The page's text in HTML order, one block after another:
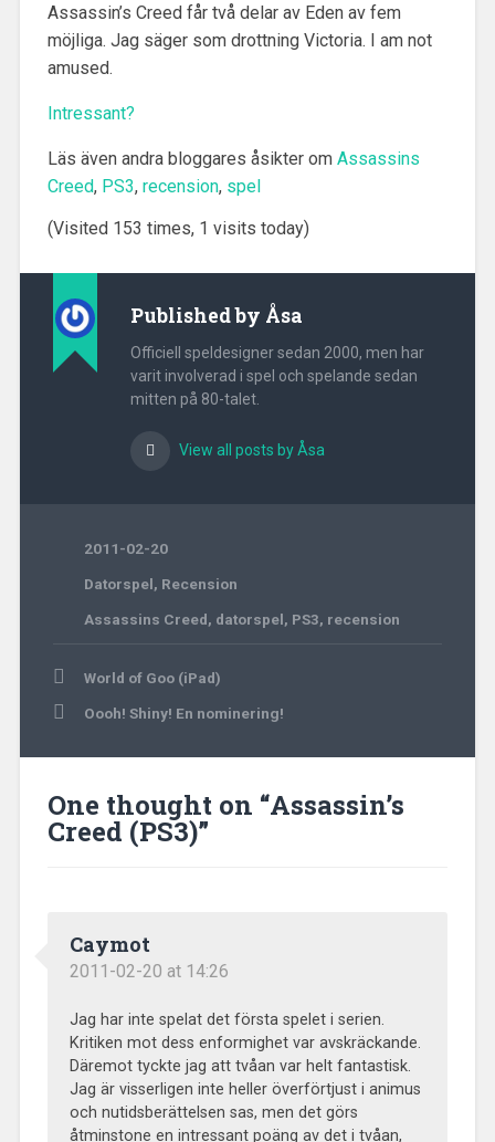
Assassin’s Creed får två delar av Eden av fem
möjliga. Jag säger som drottning Victoria. I am not
amused.
Intressant?
Läs även andra bloggares åsikter om Assassins
Creed, PS3, recension, spel
(Visited 153 times, 1 visits today)
Published by Åsa
Officiell speldesigner sedan 2000, men har
varit involverad i spel och spelande sedan
mitten på 80-talet.
View all posts by Åsa
2011-02-20
Datorspel, Recension
Assassins Creed, datorspel, PS3, recension
PostWorld of Goo (iPad)
Oooh! Shiny! En nominering!
One thought on “Assassin’s
Creed (PS3)”
Caymot
2011-02-20 at 14:26
Jag har inte spelat det första spelet i serien.
Kritiken mot dess enformighet var avskräckande.
Däremot tyckte jag att tvåan var helt fantastisk.
Jag är visserligen inte heller överförtjust i animus
och nutidsberättelsen sas, men det görs
åtminstone en intressant poäng av det i tvåan,